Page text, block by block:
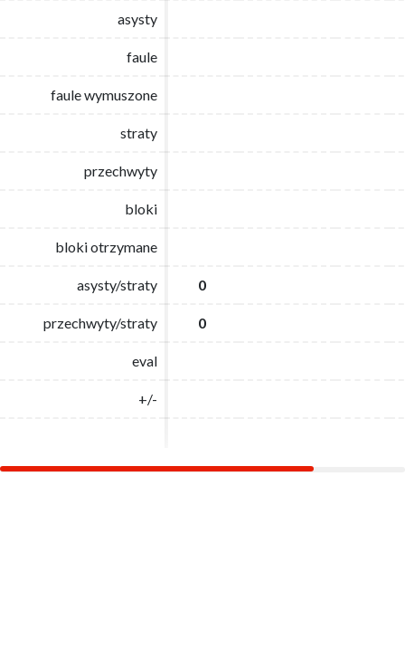
asysty
faule
faule wymuszone
straty
przechwyty
bloki
bloki otrzymane
asysty/straty 0
przechwyty/straty 0
eval
+/-
asysty
faule
faule wymuszone
straty
przechwyty
bloki
bloki otrzymane
asysty/straty 0
przechwyty/straty 0
eval
+/-